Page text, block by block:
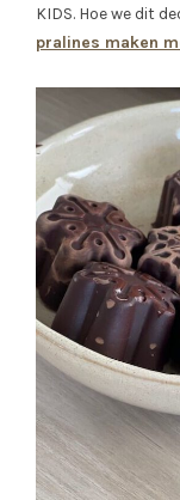
KIDS. Hoe we dit
pralines maken